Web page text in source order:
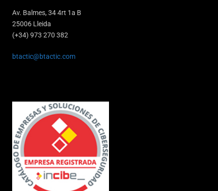
Av. Balmes, 34 4rt 1a B
25006 Lleida
(+34) 973 270 382
btactic@btactic.com